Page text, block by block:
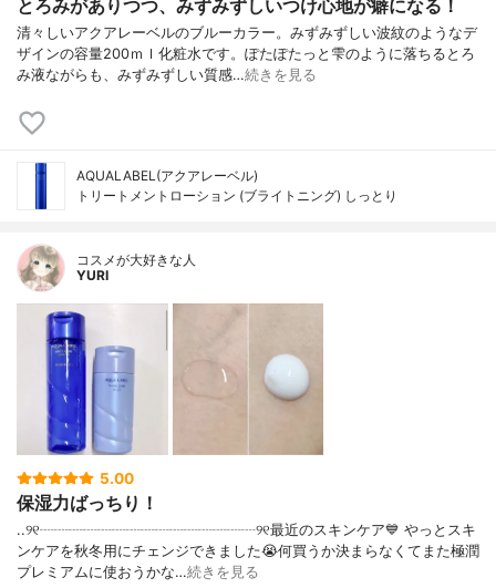
とろみがありつつ、みずみずしいつけ心地が癖になる！
清々しいアクアレーベルのブルーカラー。みずみずしい波紋のようなデ
ザインの容量200ｍｌ化粧水です。ぽたぽたっと雫のように落ちるとろ
み液ながらも、みずみずしい質感…続きを見る
AQUALABEL(アクアレーベル)
トリートメントローション (ブライトニング) しっとり
コスメが大好きな人
YURI
5.00
保湿力ばっちり！
..୨୧┈┈┈┈┈┈┈┈┈┈┈┈┈┈┈୨୧最近のスキンケア💙 やっとスキ
ンケアを秋冬用にチェンジできました😭何買うか決まらなくてまた極潤
プレミアムに使おうかな…続きを見る